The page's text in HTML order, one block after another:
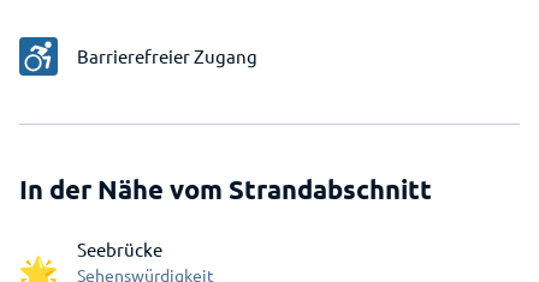
Barrierefreier Zugang
In der Nähe vom Strandabschnitt
Seebrücke
Sehenswürdigkeit